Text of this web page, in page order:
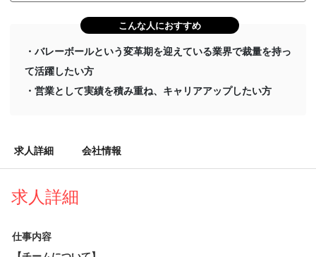
こんな人におすすめ
・バレーボールという変革期を迎えている業界で裁量を持っ
て活躍したい方
・営業として実績を積み重ね、キャリアアップしたい方
求人詳細 会社情報
求人詳細
仕事内容